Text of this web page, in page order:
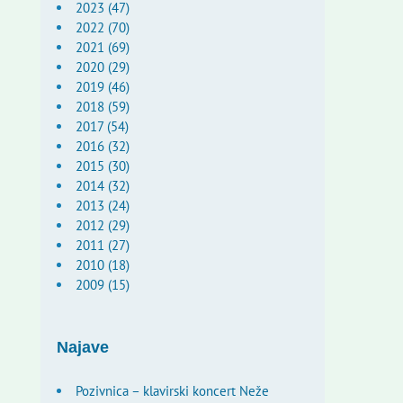
2023 (47)
2022 (70)
2021 (69)
2020 (29)
2019 (46)
2018 (59)
2017 (54)
2016 (32)
2015 (30)
2014 (32)
2013 (24)
2012 (29)
2011 (27)
2010 (18)
2009 (15)
Najave
Pozivnica – klavirski koncert Neže